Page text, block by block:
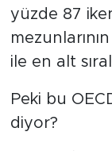
yüzde 87
ile en alt
Peki bu
diyor?